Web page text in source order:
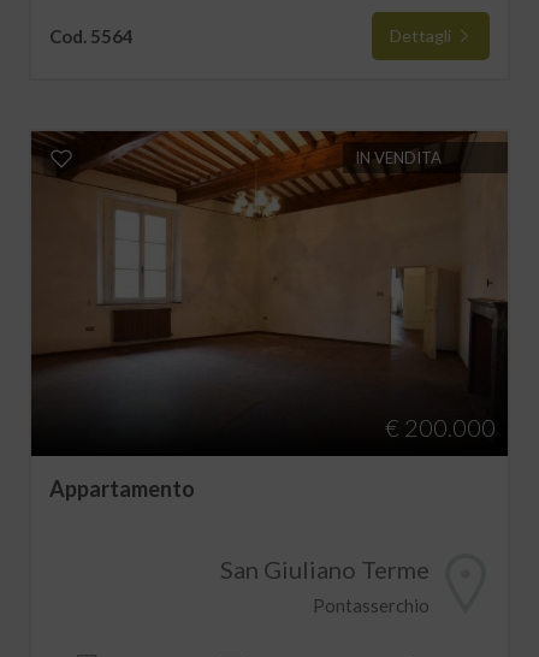
Cod. 5564 Dettagli
IN VENDITA
€ 200.000
Appartamento
San Giuliano Terme
Pontasserchio